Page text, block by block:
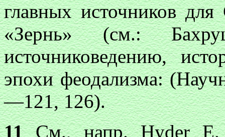
главных источников
«Зернь» (см.:
источниковедению,
эпохи феодализма:
—121, 126).
11См., напр.Hyder